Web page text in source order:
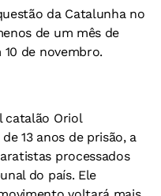
da Catalunha no
de um mês de
10 de novembro.
catalão Oriol
13 anos de prisão, a
processados
do país. Ele